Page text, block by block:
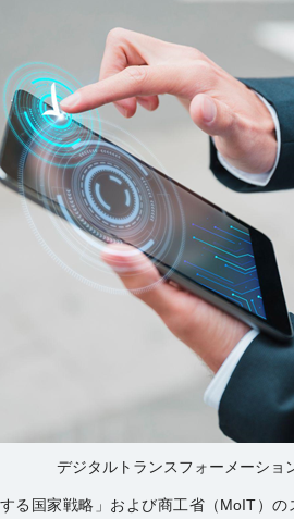
デジタルトランスフォーメーショ
る国家戦略」および商工省（MoIT）